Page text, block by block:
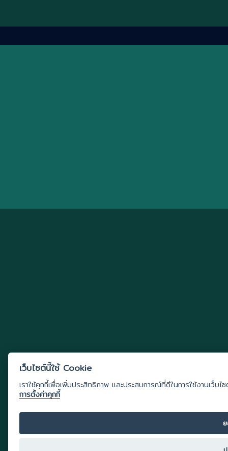
เว็บไซต์นี้ใช้ Cookie
เราใช้คุกกี้เพื่อเพิ่มประสิทธิภาพ และประสบการณ์ที่ดีในการใช้งานเว็
การตั้งค่าคุกกี้